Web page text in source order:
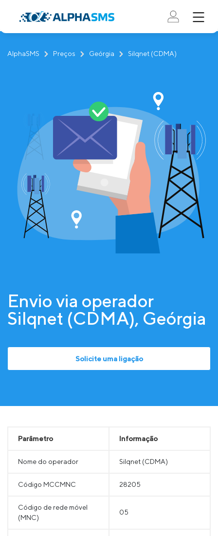
AlphaSMS Preços Geórgia Silqnet (CDMA)
Envio via operador
Silqnet (CDMA), Geórgia
Solicite uma ligação
Parâmetro Informação
Nome do operador Silqnet (CDMA)
Código MCCMNC 28205
Código de rede móvel
(MNC)
05